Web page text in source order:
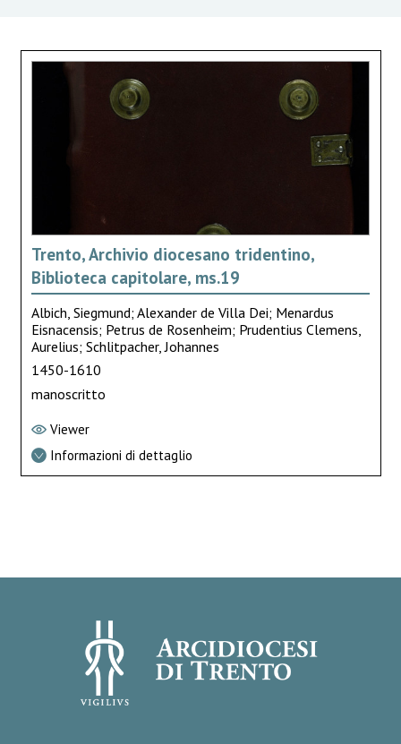
Trento, Archivio diocesano tridentino,
Biblioteca capitolare, ms.19
Albich, Siegmund; Alexander de Villa Dei; Menardus
Eisnacensis; Petrus de Rosenheim; Prudentius Clemens,
Aurelius; Schlitpacher, Johannes
1450-1610
manoscritto
Viewer
Informazioni di dettaglio